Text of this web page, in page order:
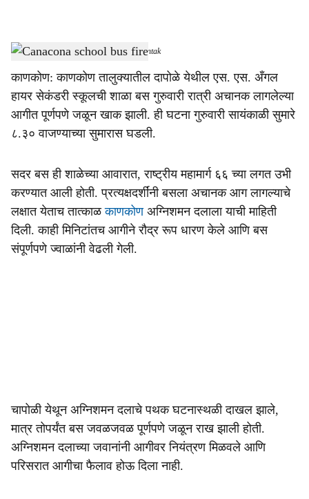
a
r
Canacona school bus fire-Dainik Gomantak
काणकोण: काणकोण तालुक्यातील दापोळे येथील एस. एस. अँगल
हायर सेकंडरी स्कूलची शाळा बस गुरुवारी रात्री अचानक लागलेल्या
आगीत पूर्णपणे जळून खाक झाली. ही घटना गुरुवारी सायंकाळी सुमारे
८.३० वाजण्याच्या सुमारास घडली.
सदर बस ही शाळेच्या आवारात, राष्ट्रीय महामार्ग ६६ च्या लगत उभी
करण्यात आली होती. प्रत्यक्षदर्शींनी बसला अचानक आग लागल्याचे
लक्षात येताच तात्काळकाणकोण अग्निशमन दलाला याची माहिती
दिली. काही मिनिटांतच आगीने रौद्र रूप धारण केले आणि बस
संपूर्णपणे ज्वाळांनी वेढली गेली.
चापोळी येथून अग्निशमन दलाचे पथक घटनास्थळी दाखल झाले,
मात्र तोपर्यंत बस जवळजवळ पूर्णपणे जळून राख झाली होती.
अग्निशमन दलाच्या जवानांनी आगीवर नियंत्रण मिळवले आणि
परिसरात आगीचा फैलाव होऊ दिला नाही.